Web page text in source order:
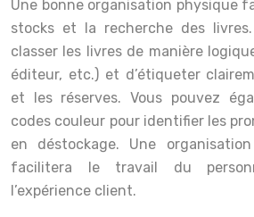
Une bonne organisation physique
stocks et la recherche des
classer les livres de manière
éditeur, etc.) et d’étiqueter
et les réserves. Vous pouvez
codes couleur pour identifier les
en déstockage. Une
facilitera le travail du
l’expérience client.